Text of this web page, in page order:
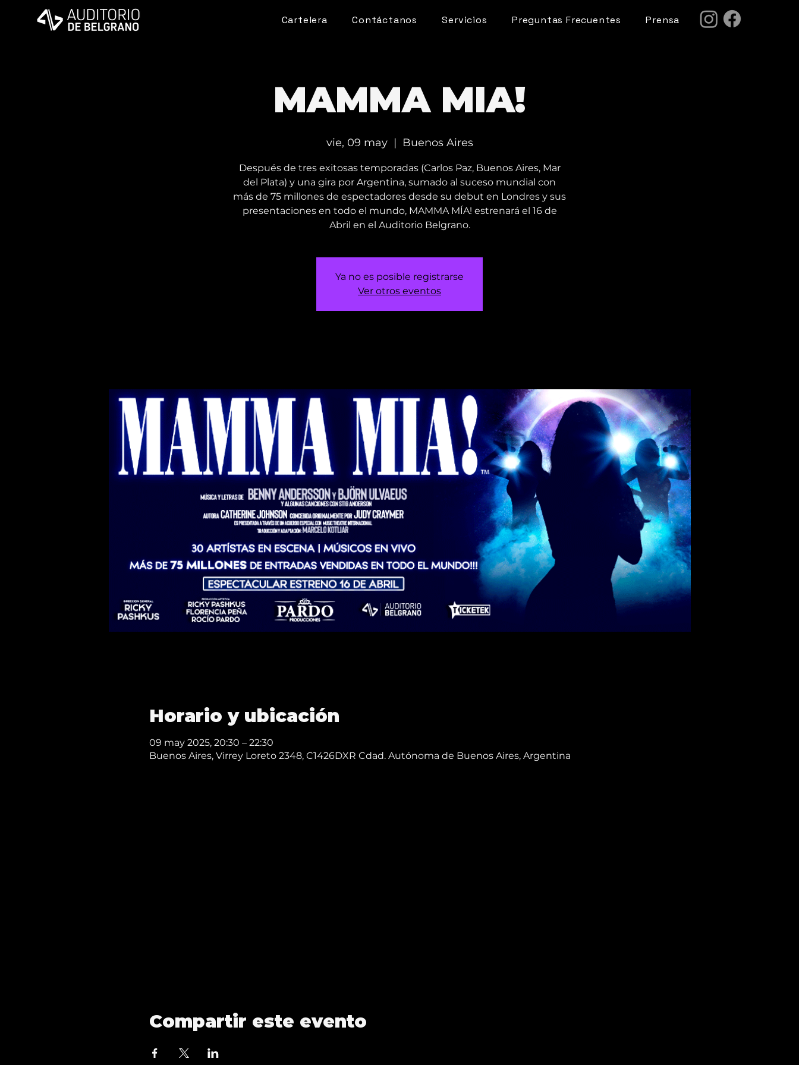
Cartelera Contáctanos Servicios Preguntas Frecuentes Prensa
MAMMA MIA!
vie, 09 may
  |
Buenos Aires
Después de tres exitosas temporadas (Carlos Paz, Buenos Aires, Mar
del Plata) y una gira por Argentina, sumado al suceso mundial con
más de 75 millones de espectadores desde su debut en Londres y sus
presentaciones en todo el mundo, MAMMA MÍA! estrenará el 16 de
Abril en el Auditorio Belgrano.
Ya no es posible registrarse
Ver otros eventos
Horario y ubicación
09 may 2025, 20:30 – 22:30
Buenos Aires, Virrey Loreto 2348, C1426DXR Cdad. Autónoma de Buenos Aires, Argentina
Compartir este evento